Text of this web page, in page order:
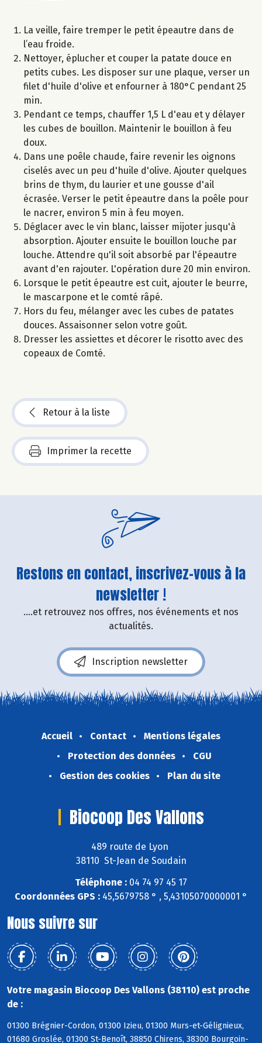
La veille, faire tremper le petit épeautre dans de
l’eau froide.
Nettoyer, éplucher et couper la patate douce en
petits cubes. Les disposer sur une plaque, verser un
filet d'huile d'olive et enfourner à 180°C pendant 25
min.
Pendant ce temps, chauffer 1,5 L d'eau et y délayer
les cubes de bouillon. Maintenir le bouillon à feu
doux.
Dans une poêle chaude, faire revenir les oignons
ciselés avec un peu d'huile d'olive. Ajouter quelques
brins de thym, du laurier et une gousse d'ail
écrasée. Verser le petit épeautre dans la poêle pour
le nacrer, environ 5 min à feu moyen.
Déglacer avec le vin blanc, laisser mijoter jusqu'à
absorption. Ajouter ensuite le bouillon louche par
louche. Attendre qu'il soit absorbé par l'épeautre
avant d'en rajouter. L'opération dure 20 min environ.
Lorsque le petit épeautre est cuit, ajouter le beurre,
le mascarpone et le comté râpé.
Hors du feu, mélanger avec les cubes de patates
douces. Assaisonner selon votre goût.
Dresser les assiettes et décorer le risotto avec des
copeaux de Comté.
Retour à la liste
Imprimer la recette
Restons en contact, inscrivez-vous à la
newsletter !
....et retrouvez nos offres, nos événements et nos
actualités.
Inscription newsletter
Accueil Contact
Mentions légales
Protection des données
CGU
Gestion des cookies
Plan du site
Biocoop Des Vallons
489 route de Lyon
38110 St-Jean de Soudain
Téléphone : 04 74 97 45 17
Coordonnées GPS : 45,5679758 ° , 5,43105070000001 °
Nous suivre sur
Votre magasin Biocoop Des Vallons (38110) est proche
de :
01300 Brégnier-Cordon, 01300 Izieu, 01300 Murs-et-Gélignieux,
01680 Groslée, 01300 St-Benoît, 38850 Chirens, 38300 Bourgoin-